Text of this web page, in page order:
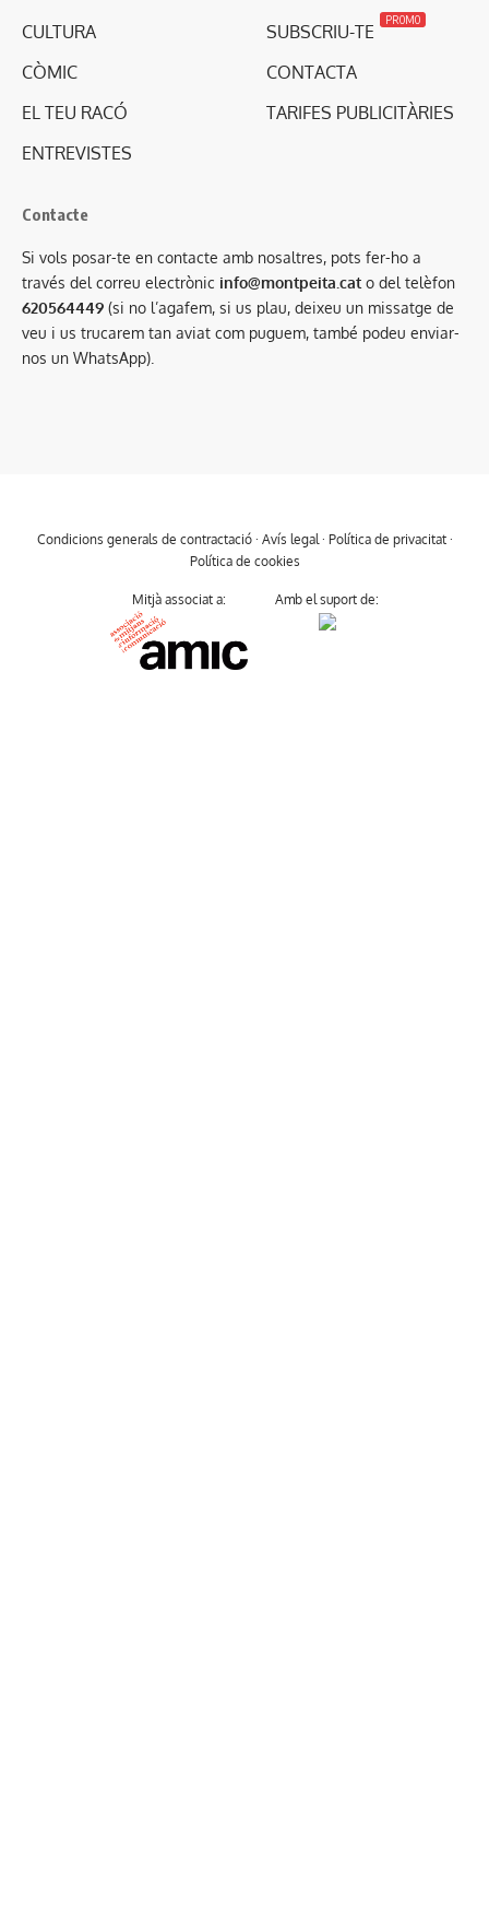
CULTURA
CÒMIC
EL TEU RACÓ
ENTREVISTES
SUBSCRIU-TE
PROMO
CONTACTA
TARIFES PUBLICITÀRIES
Contacte
Si vols posar-te en contacte amb nosaltres, pots fer-ho a
través del correu electrònic info@montpeita.cat o del telèfon
620564449 (si no l’agafem, si us plau, deixeu un missatge de
veu i us trucarem tan aviat com puguem, també podeu enviar-
nos un WhatsApp).
Condicions generals de contractació· Avís legal · Política de privacitat·
Política de cookies
Mitjà associat a: Amb el suport de: